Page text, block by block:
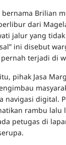
Brilian
dari
jalur yang tidak
ini disebut
terjadi di
pihak Jasa
navigasi digital.
rambu lalu
petugas di